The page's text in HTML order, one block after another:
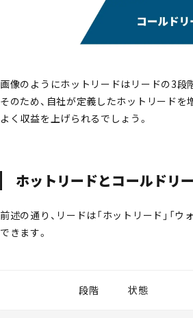
画像のようにホットリードはリードの3段
そのため、自社が定義したホットリード
よく収益を上げられるでしょう。
ホットリードとコールドリ
前述の通り、リードは「ホットリード」「
できます。
段階 状態